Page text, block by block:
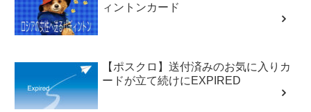
ィントンカード
【ポスクロ】送付済みのお気に入りカ
ードが立て続けにEXPIRED